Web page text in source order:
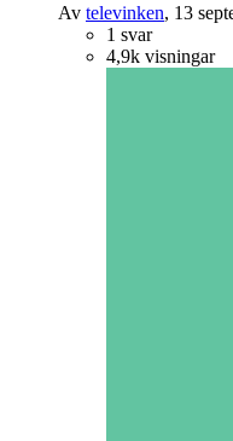
Av televinken, 13
1 svar
4,9k visningar